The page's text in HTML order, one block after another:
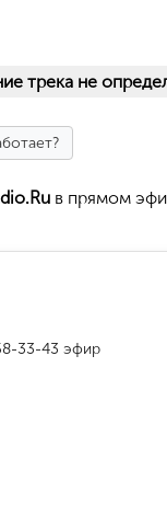
трека не
в прямом
33-43 эфир